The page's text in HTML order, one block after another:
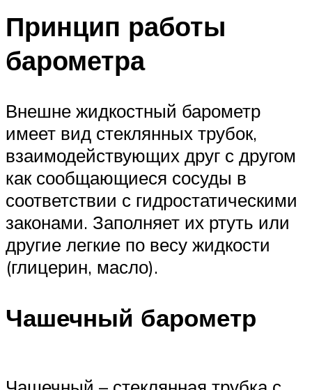
Принцип работы
барометра
Внешне жидкостный барометр
имеет вид стеклянных трубок,
взаимодействующих друг с другом
как сообщающиеся сосуды в
соответствии с гидростатическими
законами. Заполняет их ртуть или
другие легкие по весу жидкости
(глицерин, масло).
Чашечный барометр